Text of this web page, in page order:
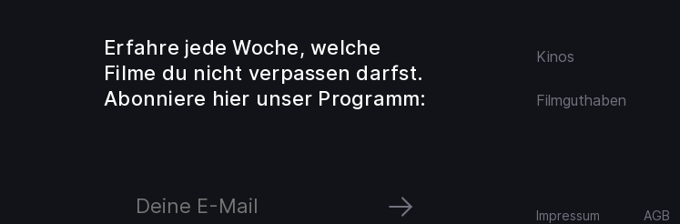
Erfahre jede Woche, welche
Filme du nicht verpassen darfst.
Abonniere hier unser Programm:
Kinos
Filmguthaben
Impressum AGB